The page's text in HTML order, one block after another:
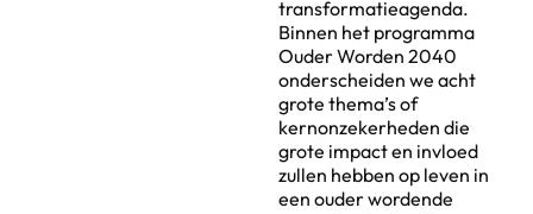
transformatieagenda.
Binnen het programma
Ouder Worden 2040
onderscheiden we acht
grote thema’s of
kernonzekerheden die
grote impact en invloed
zullen hebben op leven in
een ouder wordende